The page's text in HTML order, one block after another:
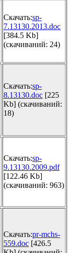
Скачать:sp-
7.13130.2013.doc
[384.5 Kb]
(cкачиваний: 24)
Скачать:sp-
8.13130.doc [225
Kb] (cкачиваний:
18)
Скачать:sp-
9.13130.2009.pdf
[122.46 Kb]
(cкачиваний: 963)
Скачать:pr-mchs-
559.doc [426.5